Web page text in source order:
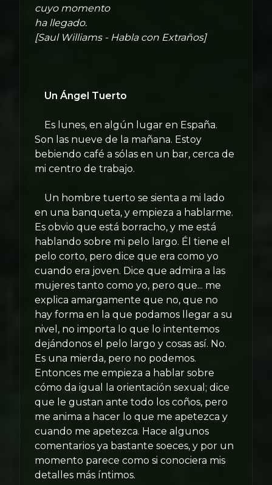
cuyo momento
ha llegado.
[Saul Williams - Habla con Extraños]
Un Ángel Tuerto
Es lunes, en algún lugar en España.
Son las nueve de la mañana. Estoy
bebiendo café a sólas en un bar, cerca de
mi centro de trabajo.
Un hombre tuerto se sienta a mi lado
en una banqueta, y empieza a hablarme.
Es obvio que está borracho, y me está
hablando sobre mi pelo largo. Él tiene el
pelo corto, pero dice que era como yo
cuando era joven. Dice que admira a las
mujeres tanto como yo, pero que... me
explica amargamente que no, que no
hay forma en la que podamos llegar a su
nivel, no importa lo que lo intentemos
dejándonos el pelo largo y cosas así. No.
Es una mierda, pero no podemos.
Entonces me empieza a hablar sobre
cómo da igual la orientación sexual; dice
que le gustan ante todo los coños, pero
me anima a hacer lo que me apetezca y
cuando me apetezca. Hace algunos
comentarios ya bastante soeces, y por un
momento parece como si conociera mis
detalles más íntimos.